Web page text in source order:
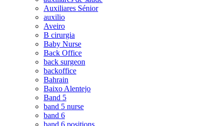
Auxiliares Sénior
auxilio
Aveiro
B cirurgia
Baby Nurse
Back Office
back surgeon
backoffice
Bahrain
Baixo Alentejo
Band 5
band 5 nurse
band 6
band 6 positions